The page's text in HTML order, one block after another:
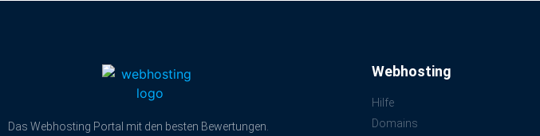
Das Webhosting Portal mit den besten Bewertungen.
Webhosting
Hilfe
Domains